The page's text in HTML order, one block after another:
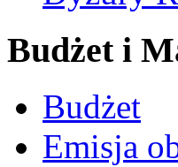
Budżet i
Budżet
Emisja